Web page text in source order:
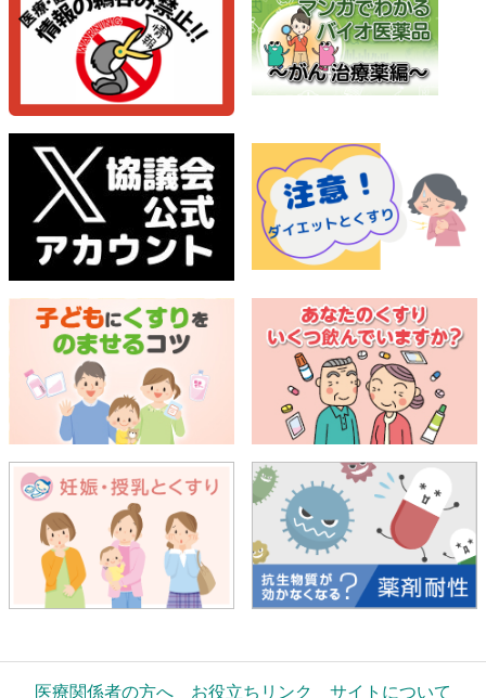
医療関係者の方へ お役立ちリンク サイトについて